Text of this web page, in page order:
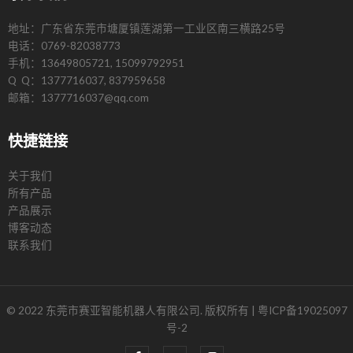
地址：广东省东莞市塘厦镇莲湖第一工业区南三横路25号
电话：0769-82038773
手机：13649805721, 15099792951
Q Q：1377716037, 837959658
邮箱：1377716037@qq.com
快捷链接
关于我们
所有产品
产品展示
博客动态
联系我们
© 2022 东莞市赛亚智能机器人有限公司. 版权所有 | 粤ICP备19025097
号-2